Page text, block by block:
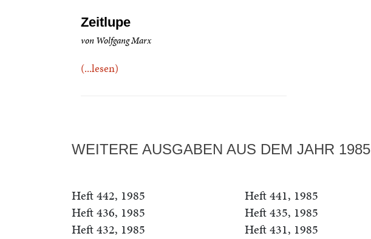
Zeitlupe
von Wolfgang Marx
(...lesen)
WEITERE AUSGABEN AUS DEM JAHR 1985
Heft 442, 1985 Heft 441, 1985
Heft 436, 1985
Heft 435, 1985
Heft 432, 1985
Heft 431, 1985